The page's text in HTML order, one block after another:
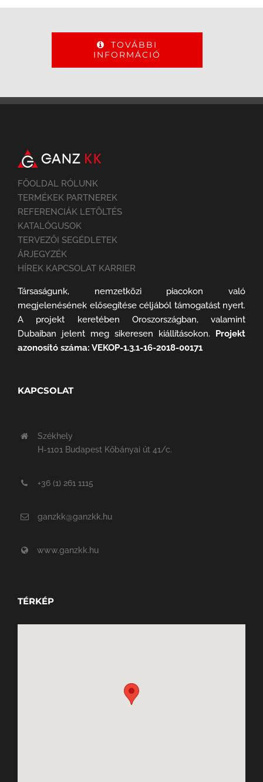
TOVÁBBI
INFORMÁCIÓ
FŐOLDAL RÓLUNK
TERMÉKEK PARTNEREK
REFERENCIÁK LETÖLTÉS
KATALÓGUSOK
TERVEZŐI SEGÉDLETEK
ÁRJEGYZÉK
HÍREK KAPCSOLAT KARRIER
Társaságunk, nemzetközi piacokon való
megjelenésének elősegítése céljából támogatást nyert.
A projekt keretében Oroszországban, valamint
Dubaiban jelent meg sikeresen kiállításokon. Projekt
azonosító száma: VEKOP-1.3.1-16-2018-00171
KAPCSOLAT
Székhely
H-1101 Budapest Kőbányai út 41/c.
+36 (1) 261 1115
ganzkk@ganzkk.hu
www.ganzkk.hu
TÉRKÉP